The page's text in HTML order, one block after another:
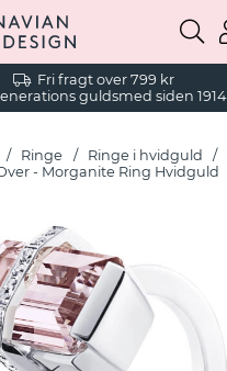
Fri fragt over 799 kr
guldsmed siden 1914
Ringe
Ringe i hvidguld
- Morganite Ring Hvidguld